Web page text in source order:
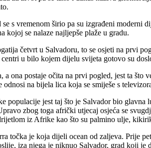
s vremenom širio pa su izgrađeni moderni
kojoj se nalaze najljepše plaže u gradu.
četvrt u Salvadoru, to se osjeti na prvi
u bilo kojem dijelu svijeta gotovo su
a ona postaje očita na prvi pogled, jest ta
odnosi na bijela lica koja se smiješe s
populacije jest taj što je Salvador bio
zbog toga afrički utjecaj osjeća se
iz Afrike kao što su palmino ulje,
točka je koja dijeli ocean od zaljeva. Prije
iza njega je niknuo Salvador, grad koji